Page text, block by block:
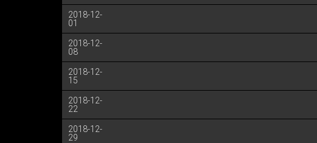
2018-12-
01
2018-12-
08
2018-12-
15
2018-12-
22
2018-12-
29